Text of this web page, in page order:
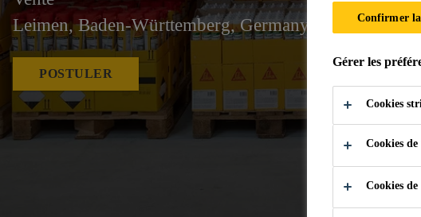
Leimen, Baden-Württemberg, Germany
POSTULER
Confirmer
Gérer les
Cookies
Cookies
Cookies